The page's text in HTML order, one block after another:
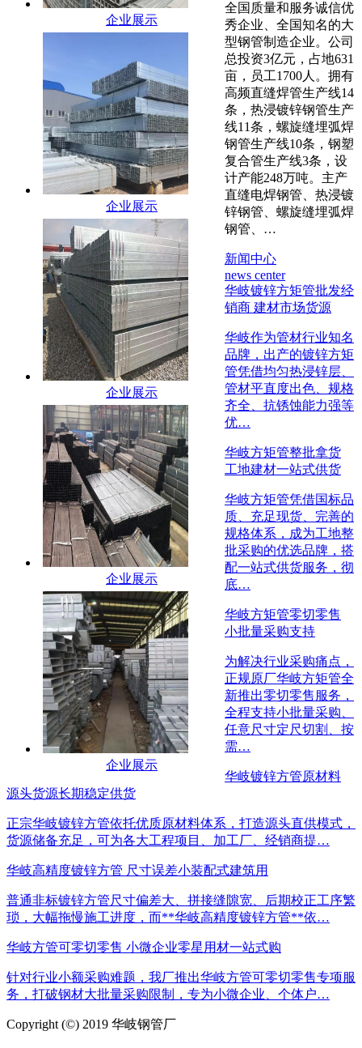
企业展示
企业展示
企业展示
企业展示
企业展示
全国质量和服务诚信优
秀企业、全国知名的大
型钢管制造企业。公司
总投资3亿元，占地631
亩，员工1700人。拥有
高频直缝焊管生产线14
条，热浸镀锌钢管生产
线11条，螺旋缝埋弧焊
钢管生产线10条，钢塑
复合管生产线3条，设
计产能248万吨。主产
直缝电焊钢管、热浸镀
锌钢管、螺旋缝埋弧焊
钢管、…
新闻中心
news center
华岐镀锌方矩管批发经
销商 建材市场货源
华岐作为管材行业知名
品牌，出产的镀锌方矩
管凭借均匀热浸锌层、
管材平直度出色、规格
齐全、抗锈蚀能力强等
优…
华岐方矩管整批拿货
工地建材一站式供货
华岐方矩管凭借国标品
质、充足现货、完善的
规格体系，成为工地整
批采购的优选品牌，搭
配一站式供货服务，彻
底…
华岐方矩管零切零售
小批量采购支持
为解决行业采购痛点，
正规原厂华岐方矩管全
新推出零切零售服务，
全程支持小批量采购、
任意尺寸定尺切割、按
需…
华岐镀锌方管原材料
源头货源长期稳定供货
正宗华岐镀锌方管依托优质原材料体系，打造源头直供模式，
货源储备充足，可为各大工程项目、加工厂、经销商提…
华岐高精度镀锌方管 尺寸误差小装配式建筑用
普通非标镀锌方管尺寸偏差大、拼接缝隙宽、后期校正工序繁
琐，大幅拖慢施工进度，而**华岐高精度镀锌方管**依…
华岐方管可零切零售 小微企业零星用材一站式购
针对行业小额采购难题，我厂推出华岐方管可零切零售专项服
务，打破钢材大批量采购限制，专为小微企业、个体户…
Copyright (©) 2019 华岐钢管厂